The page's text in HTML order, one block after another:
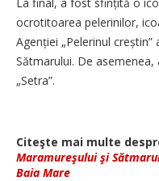
ocrotitoarea pelerinilor,
Agenției „Pelerinul
Sătmarului. De
„Setra”.
Citeşte mai multe
Maramureşului şi
Baia Mare